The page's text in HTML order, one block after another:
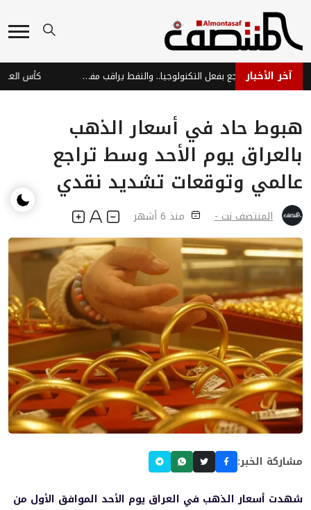
آخر الأخبار أسواق آسيا تتراجع بفعل التكنولوجيا.. والنفط يراقب مفاوضات السلام
هبوط حاد في أسعار الذهب
بالعراق يوم الأحد وسط تراجع
عالمي وتوقعات تشديد نقدي
المنتصف نت - منذ 6 أشهر
مشاركة الخبر:
شهدت أسعار الذهب في العراق يوم الأحد الموافق الأول من